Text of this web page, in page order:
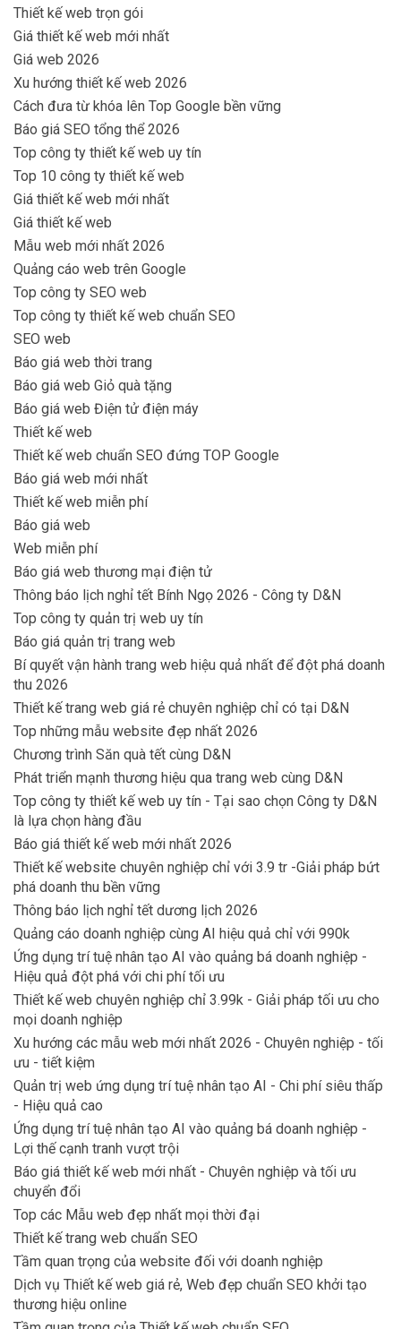
Thiết kế web trọn gói
Giá thiết kế web mới nhất
Giá web 2026
Xu hướng thiết kế web 2026
Cách đưa từ khóa lên Top Google bền vững
Báo giá SEO tổng thể 2026
Top công ty thiết kế web uy tín
Top 10 công ty thiết kế web
Giá thiết kế web mới nhất
Giá thiết kế web
Mẫu web mới nhất 2026
Quảng cáo web trên Google
Top công ty SEO web
Top công ty thiết kế web chuẩn SEO
SEO web
Báo giá web thời trang
Báo giá web Giỏ quà tặng
Báo giá web Điện tử điện máy
Thiết kế web
Thiết kế web chuẩn SEO đứng TOP Google
Báo giá web mới nhất
Thiết kế web miễn phí
Báo giá web
Web miễn phí
Báo giá web thương mại điện tử
Thông báo lịch nghỉ tết Bính Ngọ 2026 - Công ty D&N
Top công ty quản trị web uy tín
Báo giá quản trị trang web
Bí quyết vận hành trang web hiệu quả nhất để đột phá doanh
thu 2026
Thiết kế trang web giá rẻ chuyên nghiệp chỉ có tại D&N
Top những mẫu website đẹp nhất 2026
Chương trình Săn quà tết cùng D&N
Phát triển mạnh thương hiệu qua trang web cùng D&N
Top công ty thiết kế web uy tín - Tại sao chọn Công ty D&N
là lựa chọn hàng đầu
Báo giá thiết kế web mới nhất 2026
Thiết kế website chuyên nghiệp chỉ với 3.9 tr -Giải pháp bứt
phá doanh thu bền vững
Thông báo lịch nghỉ tết dương lịch 2026
Quảng cáo doanh nghiệp cùng AI hiệu quả chỉ với 990k
Ứng dụng trí tuệ nhân tạo AI vào quảng bá doanh nghiệp -
Hiệu quả đột phá với chi phí tối ưu
Thiết kế web chuyên nghiệp chỉ 3.99k - Giải pháp tối ưu cho
mọi doanh nghiệp
Xu hướng các mẫu web mới nhất 2026 - Chuyên nghiệp - tối
ưu - tiết kiệm
Quản trị web ứng dụng trí tuệ nhân tạo AI - Chi phí siêu thấp
- Hiệu quả cao
Ứng dụng trí tuệ nhân tạo AI vào quảng bá doanh nghiệp -
Lợi thế cạnh tranh vượt trội
Báo giá thiết kế web mới nhất - Chuyên nghiệp và tối ưu
chuyển đổi
Top các Mẫu web đẹp nhất mọi thời đại
Thiết kế trang web chuẩn SEO
Tầm quan trọng của website đối với doanh nghiệp
Dịch vụ Thiết kế web giá rẻ, Web đẹp chuẩn SEO khởi tạo
thương hiệu online